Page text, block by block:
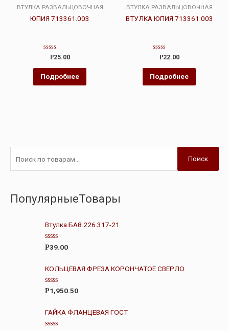
ВТУЛКА РАЗВАЛЬЦОВОЧНАЯ
ЮПИЯ 713361.003
Оценка
из
5
Р25.00
Подробнее
ВТУЛКА РАЗВАЛЬЦОВОЧНАЯ
ВТУЛКА ЮПИЯ 713361.003
Оценка
из
5
Р22.00
Подробнее
Поиск
ПопулярныеТовары
Втулка БА8.226.317-21
О
е
н
к
а
и
з
Р39.00
КОЛЬЦЕВАЯ ФРЕЗА КОРОНЧАТОЕ СВЕРЛО
О
е
н
к
а
Р1,950.50
ГАЙКА ФЛАНЦЕВАЯ ГОСТ